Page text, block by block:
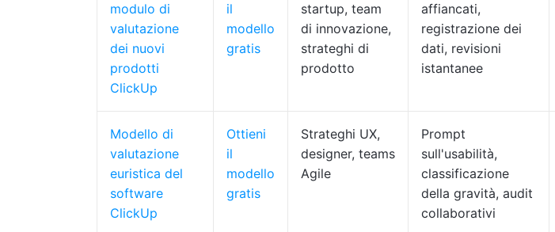
modulo di
valutazione
dei nuovi
prodotti
ClickUp
il
modello
gratis
startup, team
di innovazione,
strateghi di
prodotto
affiancati,
registrazione dei
dati, revisioni
istantanee
Modello di
valutazione
euristica del
software
ClickUp
Ottieni
il
modello
gratis
Strateghi UX,
designer, teams
Agile
Prompt
sull'usabilità,
classificazione
della gravità, audit
collaborativi